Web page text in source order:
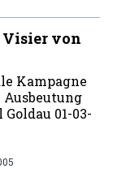
Visier von
Kampagne
01-03-